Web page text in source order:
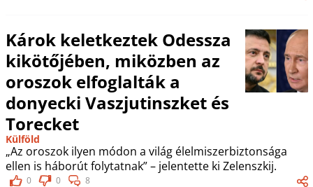
Károk keletkeztek Odessza
kikötőjében, miközben az
oroszok elfoglalták a
donyecki Vaszjutinszket és
Torecket
Külföld
„Az oroszok ilyen módon a világ élelmiszerbiztonsága
ellen is háborút folytatnak” – jelentette ki Zelenszkij.
0 0 8